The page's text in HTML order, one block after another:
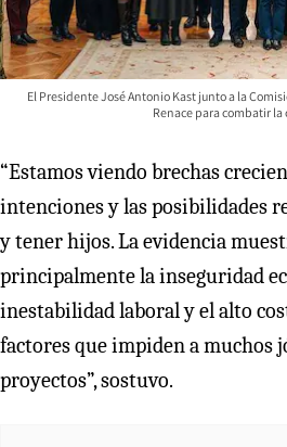
El Presidente José Antonio Kast junto a la
Renace para combatir
“Estamos viendo brechas
intenciones y las posibilidades
y tener hijos. La evidencia
principalmente la inseguridad
inestabilidad laboral y el alto
factores que impiden a muchos
proyectos”, sostuvo.